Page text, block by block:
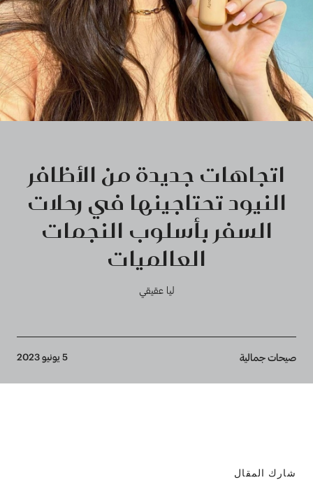
اتجاهات جديدة من الأظافر
النيود تحتاجينها في رحلات
السفر بأسلوب النجمات
العالميات
ليا عقيقي
Breadcrumb
صيحات جمالية 5 يونيو 2023
شارك المقال